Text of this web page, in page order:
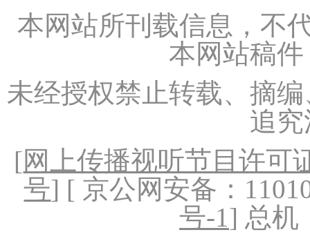
本网站所刊载信息，不
本网站稿
未经授权禁止转载、摘
追
[网上传播视听节目许可
号] [ 京公网安备：
号-1] 总机